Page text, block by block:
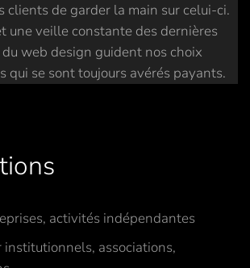
clients de garder la main sur celui-ci.
une veille constante des dernières
web design guident nos choix
qui se sont toujours avérés payants.
activités indépendantes
institutionnels, associations,